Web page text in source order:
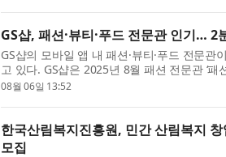
GS샵, 패션·뷰티·푸드 전문관 인기… 2
GS샵의 모바일 앱 내 패션·뷰티·푸드 전문
고 있다. GS샵은 2025년 8월 패션 전문관 ‘
전문관 ‘뷰티#(샵)’과 식품 전문관 ‘맛있...
08월 06일 13:52
한국산림복지진흥원, 민간 산림복지 창
모집